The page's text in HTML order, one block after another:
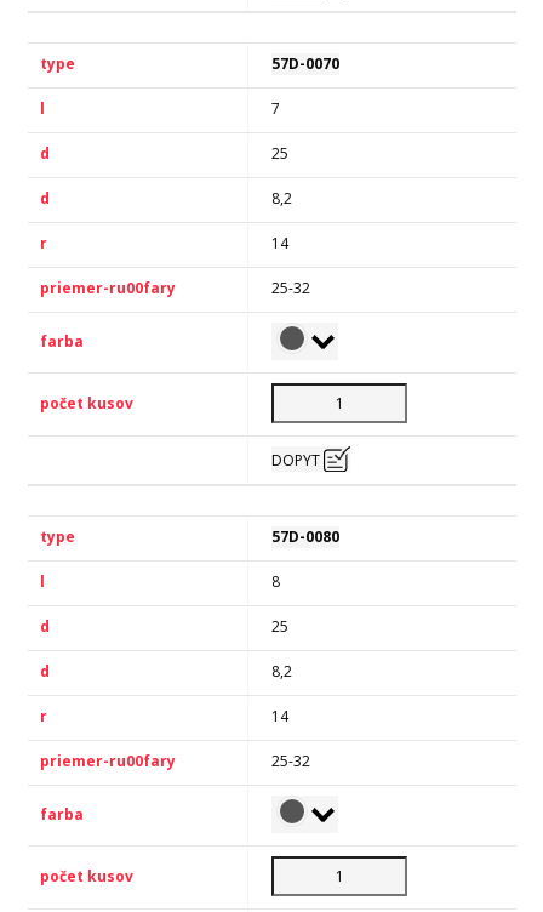
57D-0070
7
25
8,2
14
25-32
DOPYT
57D-0080
8
25
8,2
14
25-32